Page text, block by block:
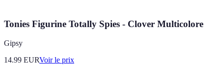
Tonies Figurine Totally Spies - Clover Multicolore
Gipsy
14.99 EURVoir le prix